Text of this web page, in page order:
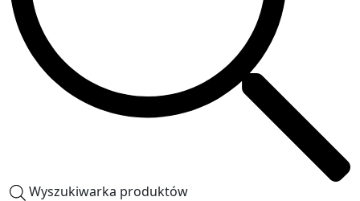
Wyszukiwarka produktów